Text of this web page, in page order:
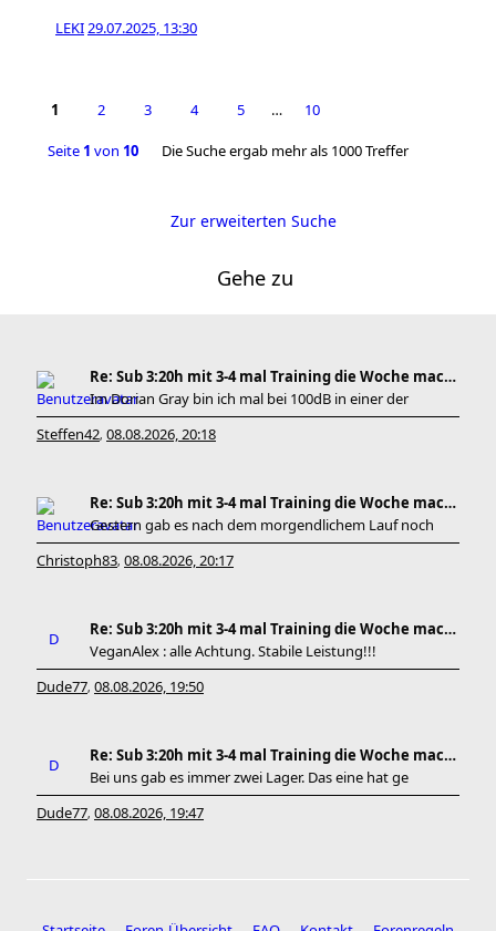
LEKI29.07.2025, 13:30
1 2 3 4 5 … 10
Seite 1 von 10 Die Suche ergab mehr als 1000 Treffer
Zur erweiterten Suche
Gehe zu
Re: Sub 3:20h mit 3-4 mal Training die Woche machb
Im Dorian Gray bin ich mal bei 100dB in einer der
Steffen42, 08.08.2026, 20:18
Re: Sub 3:20h mit 3-4 mal Training die Woche machb
Gestern gab es nach dem morgendlichem Lauf noch
Christoph83, 08.08.2026, 20:17
Re: Sub 3:20h mit 3-4 mal Training die Woche machb
VeganAlex : alle Achtung. Stabile Leistung!!!
Dude77, 08.08.2026, 19:50
Re: Sub 3:20h mit 3-4 mal Training die Woche machb
Bei uns gab es immer zwei Lager. Das eine hat ge
Dude77, 08.08.2026, 19:47